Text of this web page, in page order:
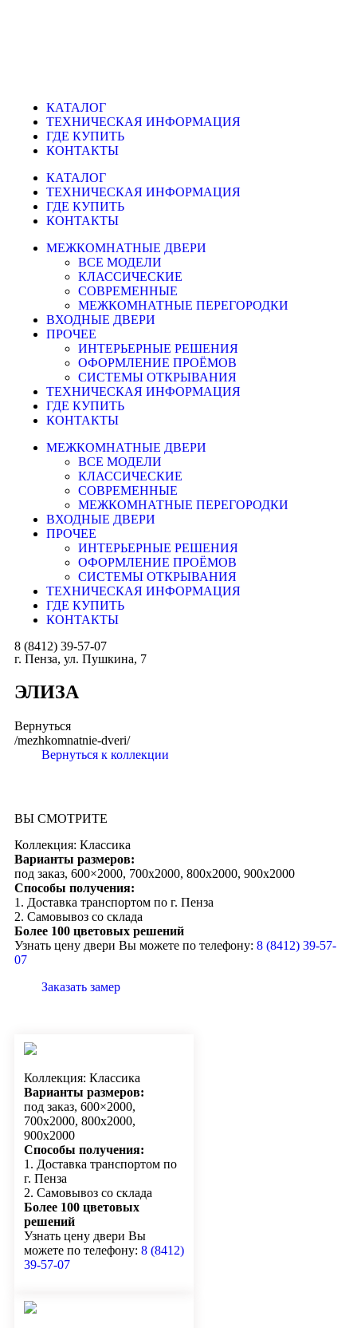
КАТАЛОГ
ТЕХНИЧЕСКАЯ ИНФОРМАЦИЯ
ГДЕ КУПИТЬ
КОНТАКТЫ
КАТАЛОГ
ТЕХНИЧЕСКАЯ ИНФОРМАЦИЯ
ГДЕ КУПИТЬ
КОНТАКТЫ
МЕЖКОМНАТНЫЕ ДВЕРИ
ВСЕ МОДЕЛИ
КЛАССИЧЕСКИЕ
СОВРЕМЕННЫЕ
МЕЖКОМНАТНЫЕ ПЕРЕГОРОДКИ
ВХОДНЫЕ ДВЕРИ
ПРОЧЕЕ
ИНТЕРЬЕРНЫЕ РЕШЕНИЯ
ОФОРМЛЕНИЕ ПРОЁМОВ
СИСТЕМЫ ОТКРЫВАНИЯ
ТЕХНИЧЕСКАЯ ИНФОРМАЦИЯ
ГДЕ КУПИТЬ
КОНТАКТЫ
МЕЖКОМНАТНЫЕ ДВЕРИ
ВСЕ МОДЕЛИ
КЛАССИЧЕСКИЕ
СОВРЕМЕННЫЕ
МЕЖКОМНАТНЫЕ ПЕРЕГОРОДКИ
ВХОДНЫЕ ДВЕРИ
ПРОЧЕЕ
ИНТЕРЬЕРНЫЕ РЕШЕНИЯ
ОФОРМЛЕНИЕ ПРОЁМОВ
СИСТЕМЫ ОТКРЫВАНИЯ
ТЕХНИЧЕСКАЯ ИНФОРМАЦИЯ
ГДЕ КУПИТЬ
КОНТАКТЫ
8 (8412) 39-57-07
г. Пенза, ул. Пушкина, 7
ЭЛИЗА
Вернуться
/mezhkomnatnie-dveri/
Вернуться к коллекции
ВЫ СМОТРИТЕ
Коллекция: Классика
Варианты размеров:
под заказ, 600×2000, 700х2000, 800х2000, 900х2000
Способы получения:
1. Доставка транспортом по г. Пенза
2. Самовывоз со склада
Более 100 цветовых решений
Узнать цену двери Вы можете по телефону: 8 (8412) 39-57-
07
Заказать замер
Коллекция: Классика
Варианты размеров:
под заказ, 600×2000,
700х2000, 800х2000,
900х2000
Способы получения:
1. Доставка транспортом по
г. Пенза
2. Самовывоз со склада
Более 100 цветовых
решений
Узнать цену двери Вы
можете по телефону: 8 (8412)
39-57-07